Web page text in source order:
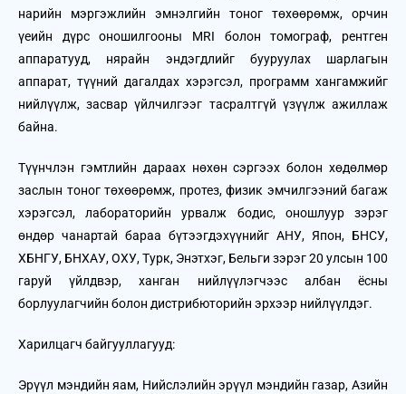
нарийн мэргэжлийн эмнэлгийн тоног төхөөрөмж, орчин
үеийн дүрс оношилгооны MRI болон томограф, рентген
аппаратууд, нярайн эндэгдлийг бууруулах шарлагын
аппарат, түүний дагалдах хэрэгсэл, программ хангамжийг
нийлүүлж, засвар үйлчилгээг тасралтгүй үзүүлж ажиллаж
байна.
Түүнчлэн гэмтлийн дараах нөхөн сэргээх болон хөдөлмөр
заслын тоног төхөөрөмж, протез, физик эмчилгээний багаж
хэрэгсэл, лабораторийн урвалж бодис, оношлуур зэрэг
өндөр чанартай бараа бүтээгдэхүүнийг АНУ, Япон, БНСУ,
ХБНГУ, БНХАУ, ОХУ, Турк, Энэтхэг, Бельги зэрэг 20 улсын 100
гаруй үйлдвэр, ханган нийлүүлэгчээс албан ёсны
борлуулагчийн болон дистрибюторийн эрхээр нийлүүлдэг.
Харилцагч байгууллагууд:
Эрүүл мэндийн яам, Нийслэлийн эрүүл мэндийн газар, Азийн